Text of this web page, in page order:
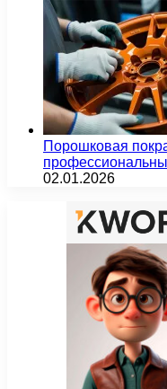
Порошковая
02.01.2026